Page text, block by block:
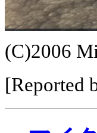
(C)2006
[Reported